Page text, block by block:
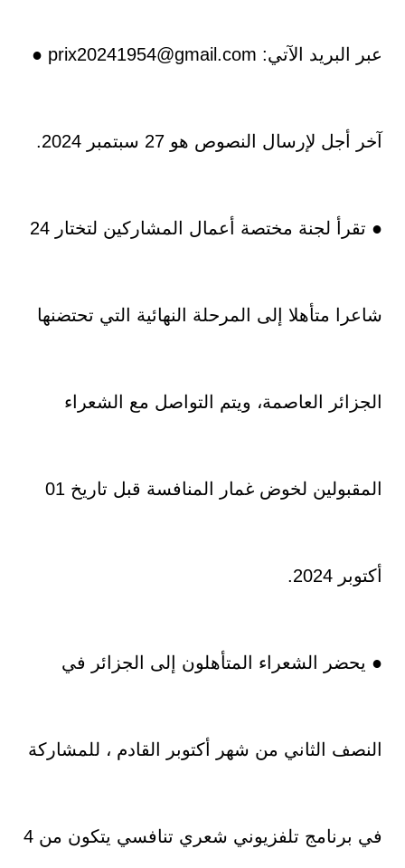
عبر البريد الآتي: prix20241954@gmail.com ●
آخر أجل لإرسال النصوص هو 27 سبتمبر 2024.
● تقرأ لجنة مختصة أعمال المشاركين لتختار 24
شاعرا متأهلا إلى المرحلة النهائية التي تحتضنها
الجزائر العاصمة، ويتم التواصل مع الشعراء
المقبولين لخوض غمار المنافسة قبل تاريخ 01
أكتوبر 2024.
● يحضر الشعراء المتأهلون إلى الجزائر في
النصف الثاني من شهر أكتوبر القادم ، للمشاركة
في برنامج تلفزيوني شعري تنافسي يتكون من 4